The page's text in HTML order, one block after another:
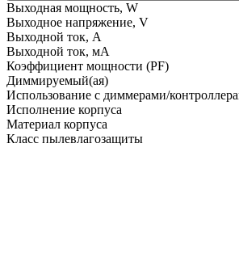
Выходная мощность, W
Выходное напряжение, V
Выходной ток, A
Выходной ток, мA
Коэффициент мощности (PF)
Диммируемый(ая)
Использование с диммерами/
Исполнение корпуса
Материал корпуса
Класс пылевлагозащиты